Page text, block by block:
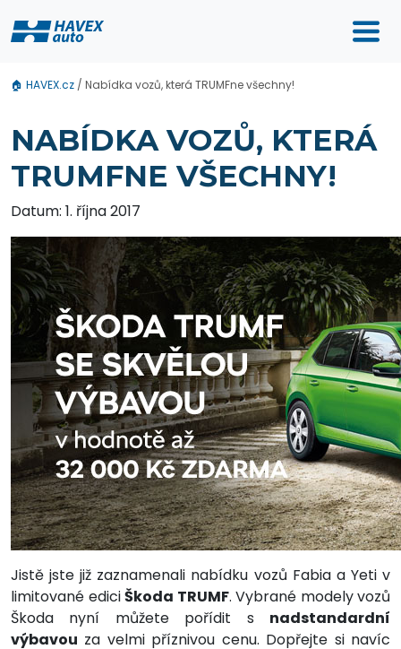
🏠 HAVEX.cz / Nabídka vozů, která TRUMFne všechny!
NABÍDKA VOZŮ, KTERÁ
TRUMFNE VŠECHNY!
Datum: 1. října 2017
Jistě jste již zaznamenali nabídku vozů Fabia a Yeti v
limitované ediciŠkoda TRUMF. Vybrané modely vozů
Škoda nyní můžete pořídit s nadstandardní
výbavou za velmi příznivou cenu. Dopřejte si navíc